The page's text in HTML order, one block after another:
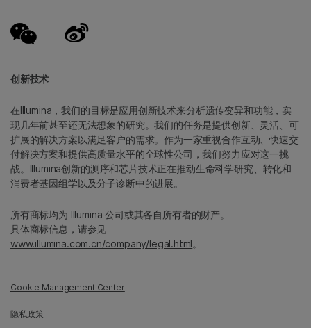
创新技术
在Illumina，我们的目标是应用创新技术来分析遗传变异和功能，实
现几年前甚至还无法想象的研究。我们的任务是提供创新、灵活、可
扩展的解决方案以满足客户的需求。作为一家重视合作互动、快速交
付解决方案和提供高质量水平的全球性公司，我们努力应对这一挑
战。Illumina创新的测序和芯片技术正在推动生命科学研究、转化和
消费者基因组学以及分子诊断中的进展。
所有商标均为 Illumina 公司或其各自所有者的财产。
具体商标信息，请参见
www.illumina.com.cn/company/legal.html。
Cookie Management Center
隐私政策